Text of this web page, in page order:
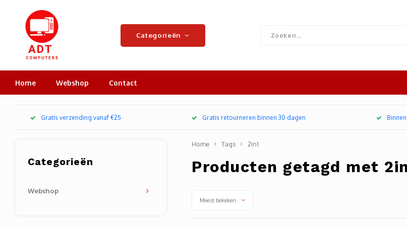
Categorieën
Home Webshop Contact
Gratis verzending vanaf €25 Gratis retourneren binnen 30 dagen
Categorieën
Webshop
Home Tags 2in1
Producten getagd met
Meest bekeken